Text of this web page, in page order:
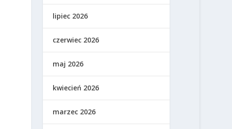
lipiec 2026
czerwiec 2026
maj 2026
kwiecień 2026
marzec 2026